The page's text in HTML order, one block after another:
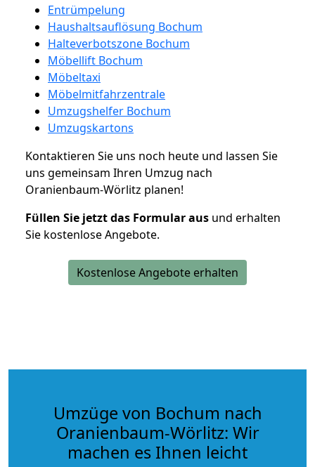
Entrümpelung
Haushaltsauflösung Bochum
Halteverbotszone Bochum
Möbellift Bochum
Möbeltaxi
Möbelmitfahrzentrale
Umzugshelfer Bochum
Umzugskartons
Kontaktieren Sie uns noch heute und lassen Sie
uns gemeinsam Ihren Umzug nach
Oranienbaum-Wörlitz planen!
Füllen Sie jetzt das Formular aus und erhalten
Sie kostenlose Angebote.
Kostenlose Angebote erhalten
Umzüge von Bochum nach
Oranienbaum-Wörlitz: Wir
machen es Ihnen leicht